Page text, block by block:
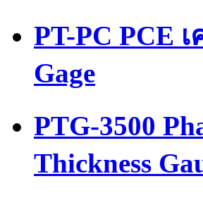
PT-PC PCE
Gage
PTG-3500
Thickness